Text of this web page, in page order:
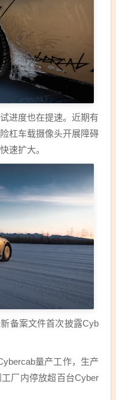
进度也在提速。近期有
杠车载摄像头开展障碍
速扩大。
备案文件首次披露Cyb
量产工作，生产
厂内停放超百台Cyber